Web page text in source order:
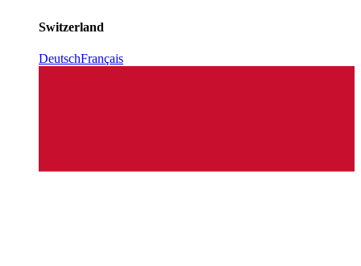
Switzerland
DeutschFrançais